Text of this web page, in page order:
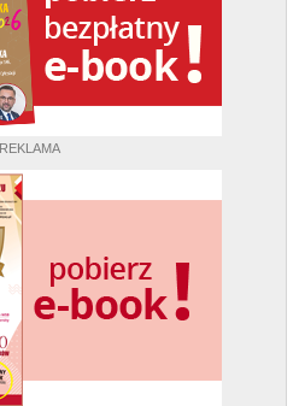
REKLAMA